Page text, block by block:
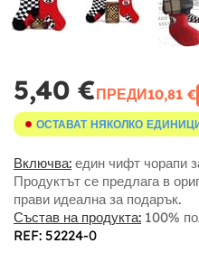
5,40 €ПРЕДИ10,81 €
ОСТАВАТ НЯКОЛКО
Включва: един чифт чорапи
Продуктът се предлага в
прави идеална за подарък.
Състав на продукта: 100%
REF: 52224-0